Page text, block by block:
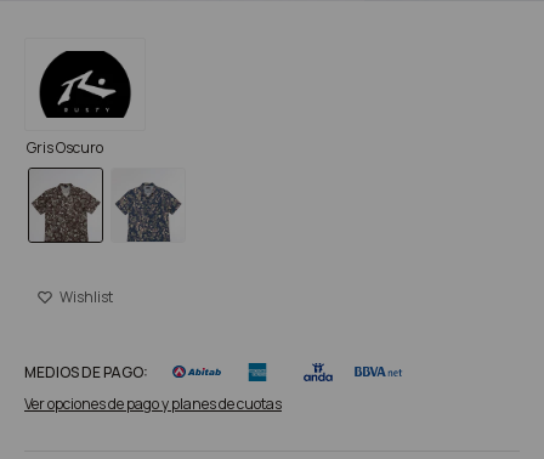
Gris Oscuro
MEDIOS DE PAGO:
Ver opciones de pago y planes de cuotas